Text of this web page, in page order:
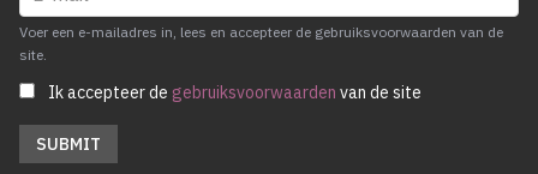
Voer een e-mailadres in, lees en accepteer de gebruiksvoorwaarden van de
site.
Ik accepteer de gebruiksvoorwaarden van de site